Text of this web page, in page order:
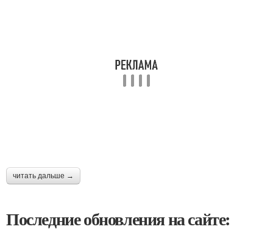
читать дальше →
Последние обновления на сайте: